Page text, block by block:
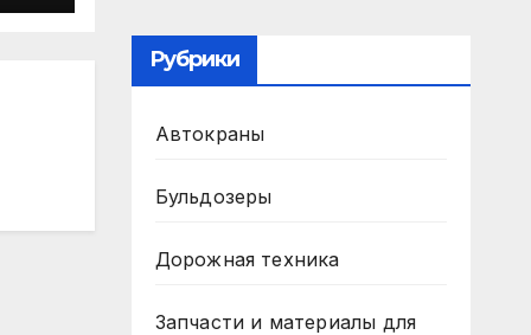
Рубрики
Автокраны
Бульдозеры
Дорожная техника
Запчасти и материалы для